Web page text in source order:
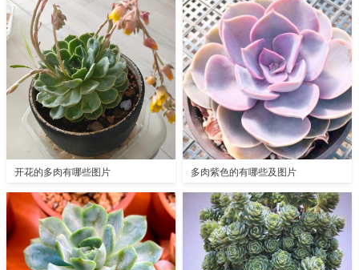
开花的多肉有哪些图片 多肉紫色的有哪些及图片